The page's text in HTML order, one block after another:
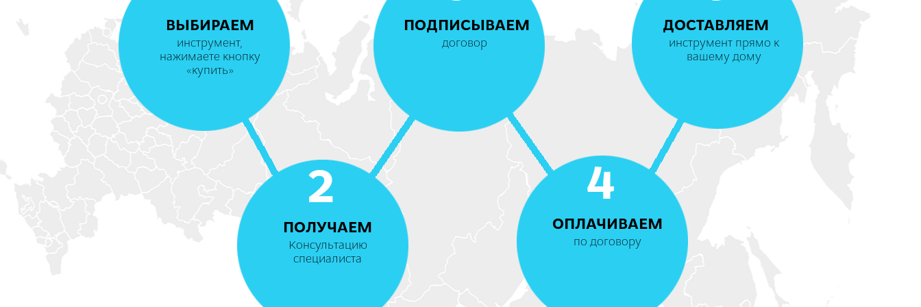
ВЫБИРАЕМ
инструмент,
нажимаете кнопку
«купить»
ПОДПИСЫВАЕМ
договор
ДОСТАВЛЯЕМ
инструмент прямо к
вашему дому
2
ПОЛУЧАЕМ
Консультацию
специалиста
4
ОПЛАЧИВАЕМ
по договору